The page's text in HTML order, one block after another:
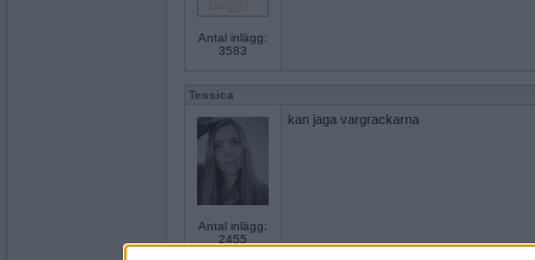
Antal inlägg:
3583
Tessica
Antal inlägg:
2455
kan jaga vargrackarna